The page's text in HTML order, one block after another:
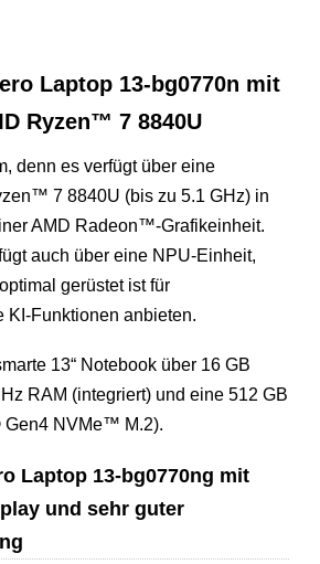
Laptop 13-bg0770n mit
Ryzen™ 7 8840U
denn es verfügt über eine
7 8840U (bis zu 5.1 GHz) in
AMD Radeon™-Grafikeinheit.
auch über eine NPU-Einheit,
gerüstet ist für
KI-Funktionen anbieten.
13“ Notebook über 16 GB
RAM (integriert) und eine 512 GB
Gen4 NVMe™ M.2).
Laptop 13-bg0770ng mit
und sehr guter